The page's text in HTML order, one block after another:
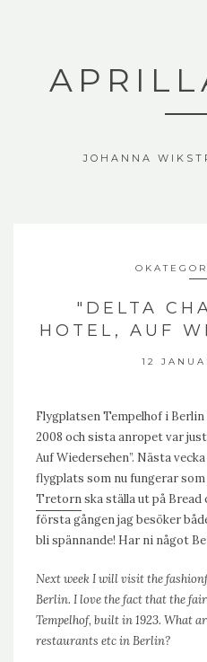
JOHANNA
"DELTA
HOTEL, AUF
12
Flygplatsen Tempelhof i Berlin
2008 och sista anropet var
Auf Wiedersehen”. Nästa
flygplats som nu fungerar som
Tretornska ställa ut på
första gången jag besöker
bli spännande! Har ni något
Next week I will visit the
Berlin. I love the fact that the
Tempelhof, built in 1923. What
restaurants etc in Berlin?